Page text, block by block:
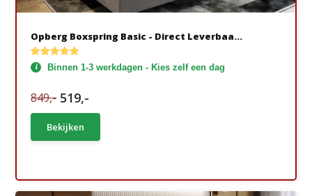
Opberg Boxspring Basic - Direct Leverbaa...
Binnen 1-3 werkdagen - Kies zelf een dag
849,- 519,-
Bekijken